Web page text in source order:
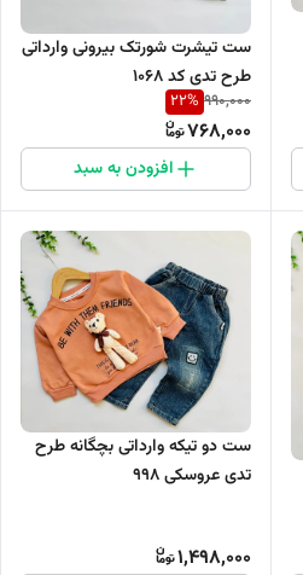
ست تیشرت شورتک بیرونی وارداتی
طرح تدی کد 1068
990,000
22%
768,000
افزودن به سبد
ست دو تیکه وارداتی بچگانه طرح
تدی عروسکی ۹۹۸
1,498,000